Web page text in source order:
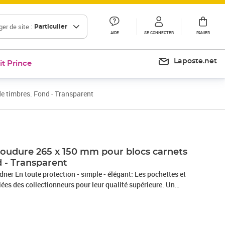
de site : Particulier
AIDE SE CONNECTER PANIER
Prince Laposte.net
timbres. Fond - Transparent
265 x 150 mm pour blocs carnets
- Transparent
En toute protection - simple - élégant: Les pochettes et
des collectionneurs pour leur qualité supérieure. Un
plastifiant) garantie un maintien parfait à chaque timbre.
qui recouvre le timbre, offre la meilleure visibilité de